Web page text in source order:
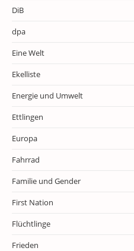
DiB
dpa
Eine Welt
Ekelliste
Energie und Umwelt
Ettlingen
Europa
Fahrrad
Familie und Gender
First Nation
Flüchtlinge
Frieden